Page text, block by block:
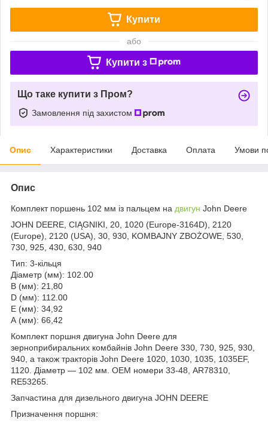
Купити
або
Купити з
Що таке купити з Пром?
Замовлення під захистом
Опис Характеристики Доставка Оплата Умови
Опис
Комплект поршень 102 мм із пальцем на двигун John Deere
JOHN DEERE, CIĄGNIKI, 20, 1020 (Europe-3164D), 2120
(Europe), 2120 (USA), 30, 930, KOMBAJNY ZBOŻOWE, 530,
730, 925, 430, 630, 940
Тип: 3-кільця
Діаметр (мм): 102.00
В (мм): 21,80
D (мм): 112.00
Е (мм): 34,92
А (мм): 66,42
Комплект поршня двигуна John Deere для
зерноприбиральних комбайнів John Deere 330, 730, 925, 930,
940, а також тракторів John Deere 1020, 1030, 1035, 1035EF,
1120. Діаметр — 102 мм. ОЕМ номери 33-48, AR78310,
RE53265.
Запчастина для дизельного двигуна JOHN DEERE
Призначення поршня: